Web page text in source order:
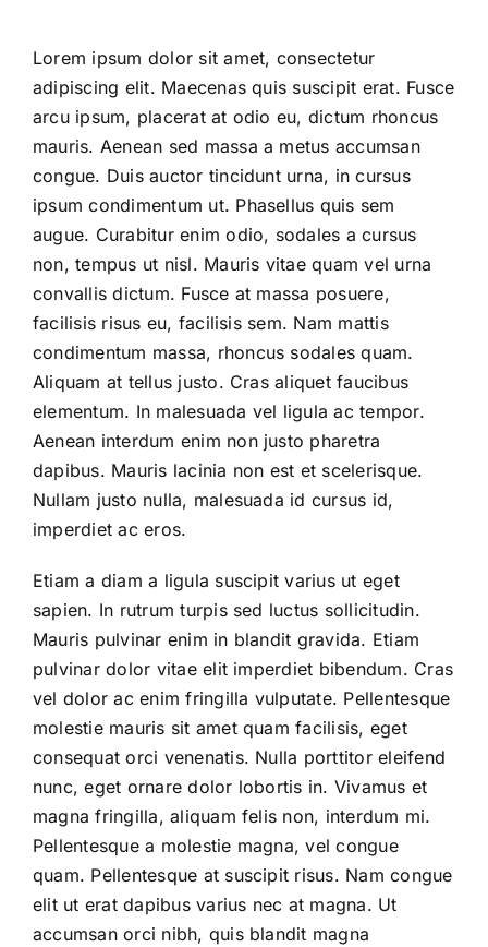
Lorem ipsum dolor sit amet, consectetur
adipiscing elit. Maecenas quis suscipit erat. Fusce
arcu ipsum, placerat at odio eu, dictum rhoncus
mauris. Aenean sed massa a metus accumsan
congue. Duis auctor tincidunt urna, in cursus
ipsum condimentum ut. Phasellus quis sem
augue. Curabitur enim odio, sodales a cursus
non, tempus ut nisl. Mauris vitae quam vel urna
convallis dictum. Fusce at massa posuere,
facilisis risus eu, facilisis sem. Nam mattis
condimentum massa, rhoncus sodales quam.
Aliquam at tellus justo. Cras aliquet faucibus
elementum. In malesuada vel ligula ac tempor.
Aenean interdum enim non justo pharetra
dapibus. Mauris lacinia non est et scelerisque.
Nullam justo nulla, malesuada id cursus id,
imperdiet ac eros.
Etiam a diam a ligula suscipit varius ut eget
sapien. In rutrum turpis sed luctus sollicitudin.
Mauris pulvinar enim in blandit gravida. Etiam
pulvinar dolor vitae elit imperdiet bibendum. Cras
vel dolor ac enim fringilla vulputate. Pellentesque
molestie mauris sit amet quam facilisis, eget
consequat orci venenatis. Nulla porttitor eleifend
nunc, eget ornare dolor lobortis in. Vivamus et
magna fringilla, aliquam felis non, interdum mi.
Pellentesque a molestie magna, vel congue
quam. Pellentesque at suscipit risus. Nam congue
elit ut erat dapibus varius nec at magna. Ut
accumsan orci nibh, quis blandit magna